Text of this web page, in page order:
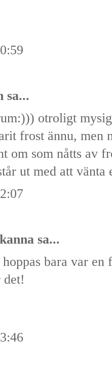
sa...
otroligt
frost ännu, men
om som nåtts av
ut med att
sa...
bara var en
det!